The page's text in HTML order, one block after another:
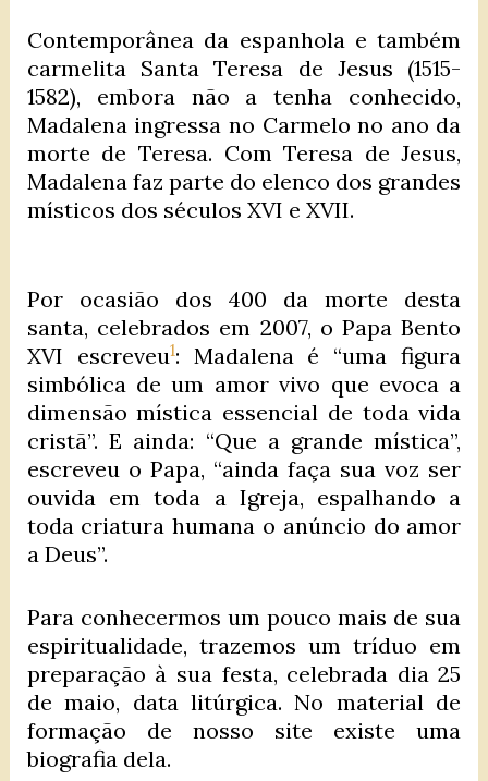
Contemporânea da espanhola e também
carmelita Santa Teresa de Jesus (1515-
1582), embora não a tenha conhecido,
Madalena ingressa no Carmelo no ano da
morte de Teresa. Com Teresa de Jesus,
Madalena faz parte do elenco dos grandes
místicos dos séculos XVI e XVII.
Por ocasião dos 400 da morte desta
santa, celebrados em 2007, o Papa Bento
XVI escreveu1: Madalena é “uma figura
simbólica de um amor vivo que evoca a
dimensão mística essencial de toda vida
cristã”. E ainda: “Que a grande mística”,
escreveu o Papa, “ainda faça sua voz ser
ouvida em toda a Igreja, espalhando a
toda criatura humana o anúncio do amor
a Deus”.
Para conhecermos um pouco mais de sua
espiritualidade, trazemos um tríduo em
preparação à sua festa, celebrada dia 25
de maio, data litúrgica. No material de
formação de nosso site existe uma
biografia dela.